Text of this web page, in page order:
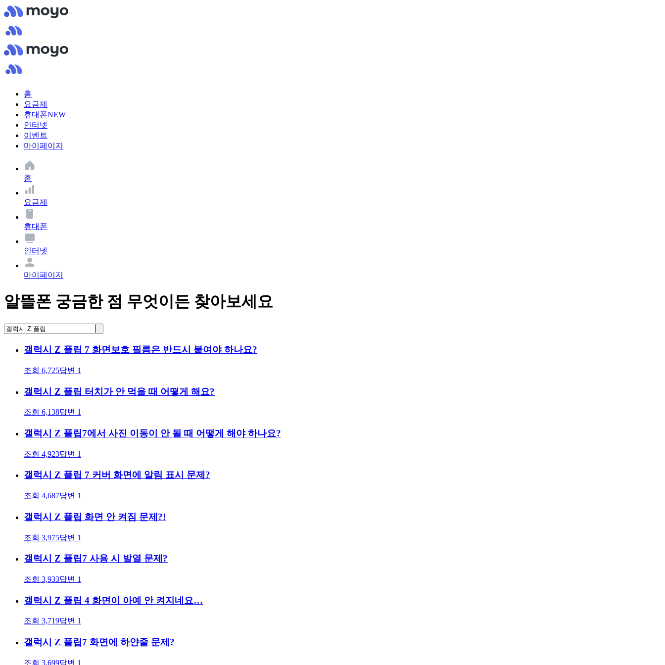
홈
요금제
휴대폰NEW
인터넷
이벤트
마이페이지
홈
요금제
휴대폰
인터넷
마이페이지
알뜰폰 궁금한 점 무엇이든 찾아보세요
갤럭시 Z 플립 7 화면보호 필름은 반드시 붙여야 하나요?
조회 6,725답변 1
갤럭시 Z 플립 터치가 안 먹을 때 어떻게 해요?
조회 6,138답변 1
갤럭시 Z 플립7에서 사진 이동이 안 될 때 어떻게 해야 하나요?
조회 4,923답변 1
갤럭시 Z 플립 7 커버 화면에 알림 표시 문제?
조회 4,687답변 1
갤럭시 Z 플립 화면 안 켜짐 문제?!
조회 3,975답변 1
갤럭시 Z 플립7 사용 시 발열 문제?
조회 3,933답변 1
갤럭시 Z 플립 4 화면이 아예 안 켜지네요…
조회 3,719답변 1
갤럭시 Z 플립7 화면에 하얀줄 문제?
조회 3,699답변 1